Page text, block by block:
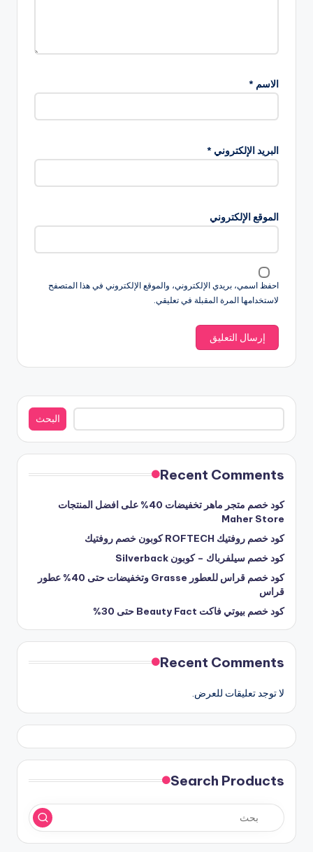
الاسم *
البريد الإلكتروني *
الموقع الإلكتروني
احفظ اسمي، بريدي الإلكتروني، والموقع الإلكتروني في هذا المتصفح
لاستخدامها المرة المقبلة في تعليقي.
البحث
البحث
Recent Comments
كود خصم متجر ماهر تخفيضات 40% على افضل المنتجات
Maher Store
كود خصم روفتيك ROFTECH كوبون خصم روفتيك
كود خصم سيلفرباك – كوبون Silverback
كود خصم قراس للعطور Grasse وتخفيضات حتى 40% عطور
قراس
كود خصم بيوتي فاكت Beauty Fact حتى 30%
Recent Comments
لا توجد تعليقات للعرض.
Search Products